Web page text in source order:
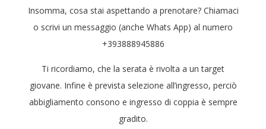
Insomma, cosa stai aspettando a prenotare? Chiamaci
o scrivi un messaggio (anche Whats App) al numero
+393888945886
Ti ricordiamo, che la serata è rivolta a un target
giovane. Infine è prevista selezione all’ingresso, perciò
abbigliamento consono e ingresso di coppia è sempre
gradito.